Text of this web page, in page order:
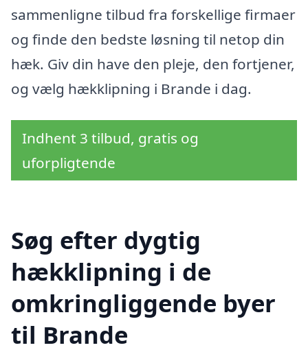
sammenligne tilbud fra forskellige firmaer
og finde den bedste løsning til netop din
hæk. Giv din have den pleje, den fortjener,
og vælg hækklipning i Brande i dag.
Indhent 3 tilbud, gratis og
uforpligtende
Søg efter dygtig
hækklipning i de
omkringliggende byer
til Brande